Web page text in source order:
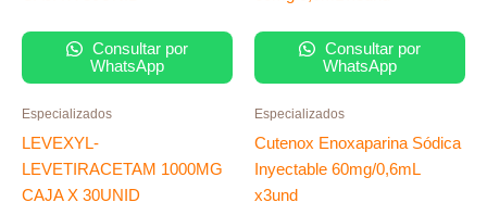
Consultar por
WhatsApp
Especializados
LEVEXYL-
LEVETIRACETAM 1000MG
CAJA X 30UNID
Consultar por
WhatsApp
Especializados
Cutenox Enoxaparina Sódica
Inyectable 60mg/0,6mL
x3und